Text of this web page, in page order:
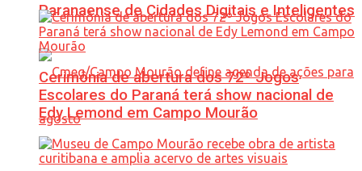
Paranaense de Cidades Digitais e Inteligentes
Cerimônia de abertura dos 72º Jogos
Escolares do Paraná terá show nacional de
Edy Lemond em Campo Mourão